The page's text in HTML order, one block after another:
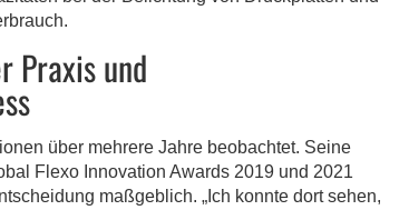
Praxis und
über mehrere Jahre beobachtet. Seine
Flexo Innovation Awards 2019 und 2021
maßgeblich. „Ich konnte dort sehen,